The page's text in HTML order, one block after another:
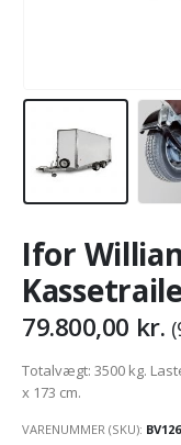
Ifor
79.800,00 kr. (
Totalvægt: 3500 kg.
x 173 cm.
VARENUMMER (SKU): BV126